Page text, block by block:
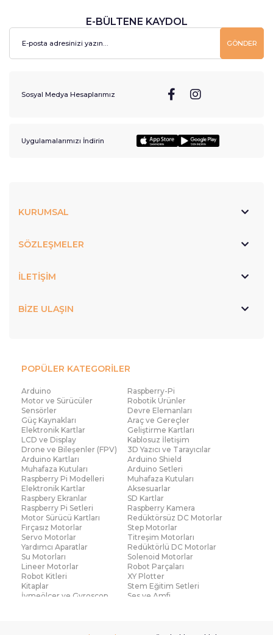
E-BÜLTENE KAYDOL
GÖNDER
Sosyal Medya Hesaplarımız
Uygulamalarımızı İndirin
KURUMSAL
SÖZLEŞMELER
İLETİŞİM
BİZE ULAŞIN
POPÜLER KATEGORİLER
Arduino
Raspberry-Pi
Motor ve Sürücüler
Robotik Ürünler
Sensörler
Devre Elemanları
Güç Kaynakları
Araç ve Gereçler
Elektronik Kartlar
Geliştirme Kartları
LCD ve Display
Kablosuz İletişim
Drone ve Bileşenler (FPV)
3D Yazıcı ve Tarayıcılar
Arduino Kartları
Arduino Shield
Muhafaza Kutuları
Arduino Setleri
Raspberry Pi Modelleri
Muhafaza Kutuları
Elektronik Kartlar
Aksesuarlar
Raspbery Ekranlar
SD Kartlar
Raspberry Pi Setleri
Raspberry Kamera
Motor Sürücü Kartları
Redüktörsüz DC Motorlar
Fırçasız Motorlar
Step Motorlar
Servo Motorlar
Titreşim Motorları
Yardımcı Aparatlar
Redüktörlü DC Motorlar
Su Motorları
Solenoid Motorlar
Lineer Motorlar
Robot Parçaları
Robot Kitleri
XY Plotter
Kitaplar
Stem Eğitim Setleri
İvmeölçer ve Gyroscop
Ses ve Amfi